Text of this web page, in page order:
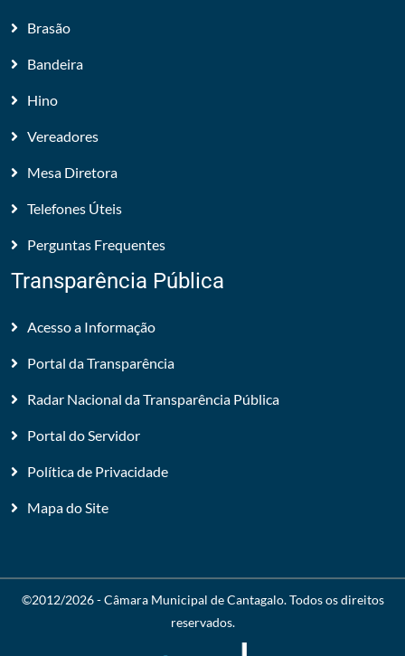
Brasão
Bandeira
Hino
Vereadores
Mesa Diretora
Telefones Úteis
Perguntas Frequentes
Transparência Pública
Acesso a Informação
Portal da Transparência
Radar Nacional da Transparência Pública
Portal do Servidor
Política de Privacidade
Mapa do Site
©2012/2026 -Câmara Municipal de Cantagalo. Todos os direitos
reservados.